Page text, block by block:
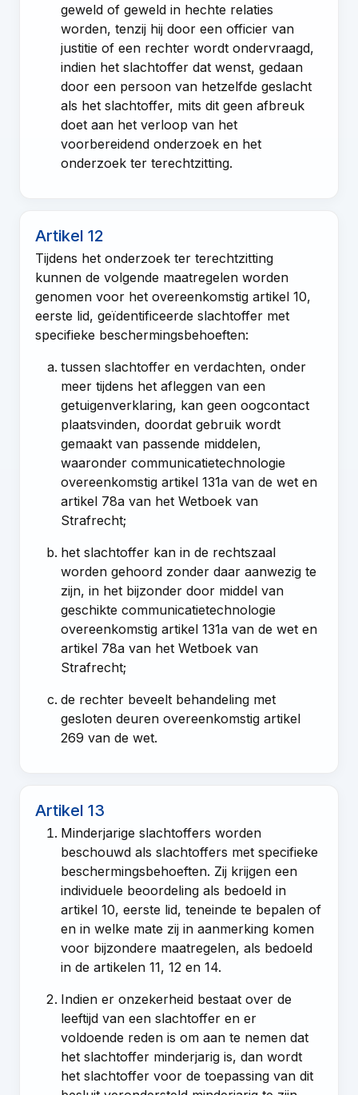
geweld of geweld in hechte relaties
worden, tenzij hij door een officier van
justitie of een rechter wordt ondervraagd,
indien het slachtoffer dat wenst, gedaan
door een persoon van hetzelfde geslacht
als het slachtoffer, mits dit geen afbreuk
doet aan het verloop van het
voorbereidend onderzoek en het
onderzoek ter terechtzitting.
Artikel 12
Tijdens het onderzoek ter terechtzitting
kunnen de volgende maatregelen worden
genomen voor het overeenkomstigartikel 10,
eerste lid, geïdentificeerde slachtoffer met
specifieke beschermingsbehoeften:
tussen slachtoffer en verdachten, onder
meer tijdens het afleggen van een
getuigenverklaring, kan geen oogcontact
plaatsvinden, doordat gebruik wordt
gemaakt van passende middelen,
waaronder communicatietechnologie
overeenkomstigartikel 131a van de wet en
artikel 78a van het Wetboek van
Strafrecht;
het slachtoffer kan in de rechtszaal
worden gehoord zonder daar aanwezig te
zijn, in het bijzonder door middel van
geschikte communicatietechnologie
overeenkomstigartikel 131a van de wet en
artikel 78a van het Wetboek van
Strafrecht;
de rechter beveelt behandeling met
gesloten deuren overeenkomstigartikel
269 van de wet.
Artikel 13
Minderjarige slachtoffers worden
beschouwd als slachtoffers met specifieke
beschermingsbehoeften. Zij krijgen een
individuele beoordeling als bedoeld in
artikel 10, eerste lid, teneinde te bepalen of
en in welke mate zij in aanmerking komen
voor bijzondere maatregelen, als bedoeld
in deartikelen 11,12 en14.
Indien er onzekerheid bestaat over de
leeftijd van een slachtoffer en er
voldoende reden is om aan te nemen dat
het slachtoffer minderjarig is, dan wordt
het slachtoffer voor de toepassing van dit